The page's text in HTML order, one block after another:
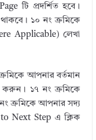
টি প্রদর্শিত হবে।
থাকবে। ১০ নং ক্রমিকে
Applicable) লেখা
আপনার বর্তমান
করুন। ১৭ নং ক্রমিকে
ক্রমিকে আপনার সদ্য
Next Step এ ক্লিক